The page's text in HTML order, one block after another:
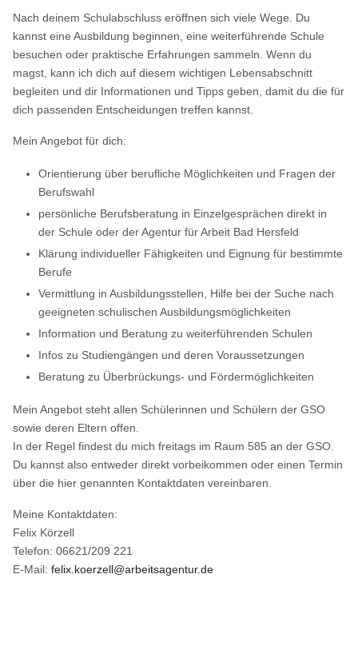
Nach deinem Schulabschluss eröffnen sich viele Wege. Du
kannst eine Ausbildung beginnen, eine weiterführende Schule
besuchen oder praktische Erfahrungen sammeln. Wenn du
magst, kann ich dich auf diesem wichtigen Lebensabschnitt
begleiten und dir Informationen und Tipps geben, damit du die für
dich passenden Entscheidungen treffen kannst.
Mein Angebot für dich:
Orientierung über berufliche Möglichkeiten und Fragen der
Berufswahl
persönliche Berufsberatung in Einzelgesprächen direkt in
der Schule oder der Agentur für Arbeit Bad Hersfeld
Klärung individueller Fähigkeiten und Eignung für bestimmte
Berufe
Vermittlung in Ausbildungsstellen, Hilfe bei der Suche nach
geeigneten schulischen Ausbildungsmöglichkeiten
Information und Beratung zu weiterführenden Schulen
Infos zu Studiengängen und deren Voraussetzungen
Beratung zu Überbrückungs- und Fördermöglichkeiten
Mein Angebot steht allen Schülerinnen und Schülern der GSO
sowie deren Eltern offen.
In der Regel findest du mich freitags im Raum 585 an der GSO.
Du kannst also entweder direkt vorbeikommen oder einen Termin
über die hier genannten Kontaktdaten vereinbaren.
Meine Kontaktdaten:
Felix Körzell
Telefon: 06621/209 221
E-Mail:felix.koerzell@arbeitsagentur.de